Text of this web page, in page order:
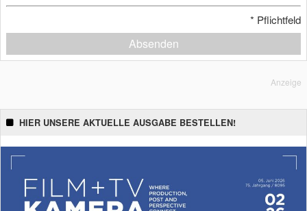
* Pflichtfeld
Absenden
Anzeige
HIER UNSERE AKTUELLE AUSGABE BESTELLEN!